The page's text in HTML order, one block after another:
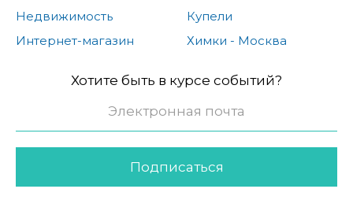
Недвижимость
Интернет-магазин
Купели
Химки - Москва
Хотите быть в курсе событий?
Подписаться